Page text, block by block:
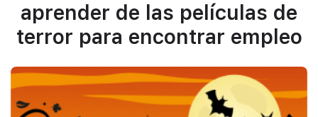
aprender de las películas de
terror para encontrar empleo